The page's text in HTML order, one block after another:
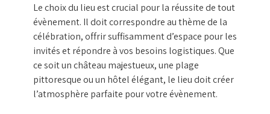
Le choix du lieu est crucial pour la réussite de tout
évènement. Il doit correspondre au thème de la
célébration, offrir suffisamment d’espace pour les
invités et répondre à vos besoins logistiques. Que
ce soit un château majestueux, une plage
pittoresque ou un hôtel élégant, le lieu doit créer
l’atmosphère parfaite pour votre évènement.